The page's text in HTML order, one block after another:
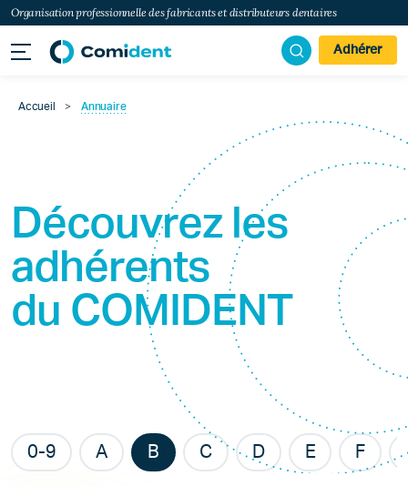
Organisation professionnelle des fabricants et distributeurs dentaires
Adhérer
Accueil > Annuaire
Découvrez les
adhérents
du COMIDENT
0-9 A B C D E F